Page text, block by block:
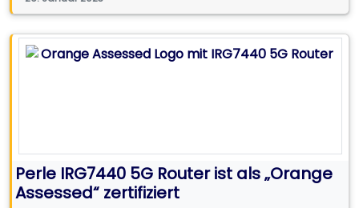
Perle IRG7440 5G Router ist als „Orange
Assessed“ zertifiziert